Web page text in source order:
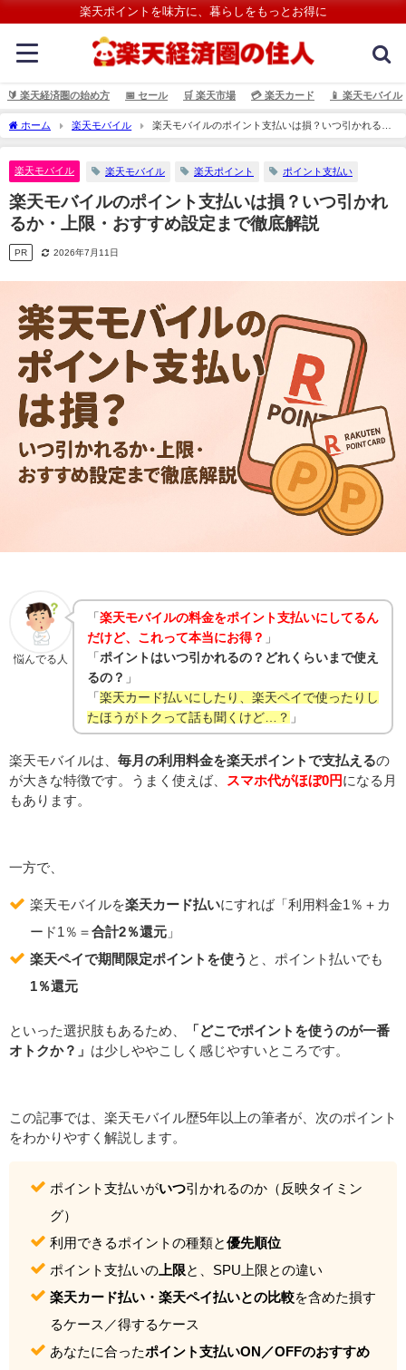
楽天ポイントを味方に、暮らしをもっとお得に
🔰 楽天経済圏の始め方 📅 セール 🛒 楽天市場 💳️ 楽天カード 📱 楽天モバイル
ホーム 楽天モバイル
楽天モバイルのポイント支払いは損？いつ引かれる
か・上限・おすすめ設定まで徹底解説
楽天モバイル 楽天モバイル 楽天ポイント ポイント支払い
楽天モバイルのポイント支払いは損？いつ引かれ
るか・上限・おすすめ設定まで徹底解説
PR 2026年7月11日
悩んでる人
「楽天モバイルの料金をポイント支払いにしてるん
だけど、これって本当にお得？ 」
「 ポイントはいつ引かれるの？どれくらいまで使え
るの？ 」
「楽天カード払いにしたり、楽天ペイで使ったりし
たほうがトクって話も聞くけど…？ 」
楽天モバイルは、 毎月の利用料金を楽天ポイントで支払えるの
が大きな特徴です。うまく使えば、
スマホ代がほぼ0円 になる月
もあります。
一方で、
楽天モバイルを楽天カード払いにすれば「利用料金1％＋カ
ード1％＝ 合計2％還元」
楽天ペイで期間限定ポイントを使う と、ポイント払いでも
1％還元
といった選択肢もあるため、
「どこでポイントを使うのが一番
オトクか？」 は少しややこしく感じやすいところです。
この記事では、楽天モバイル歴5年以上の筆者が、次のポイント
をわかりやすく解説します。
ポイント支払いがいつ引かれるのか（反映タイミン
グ）
利用できるポイントの種類と 優先順位
ポイント支払いの 上限 と、SPU上限との違い
楽天カード払い・楽天ペイ払いとの比較を含めた損す
るケース／得するケース
あなたに合った ポイント支払いON／OFFのおすすめ